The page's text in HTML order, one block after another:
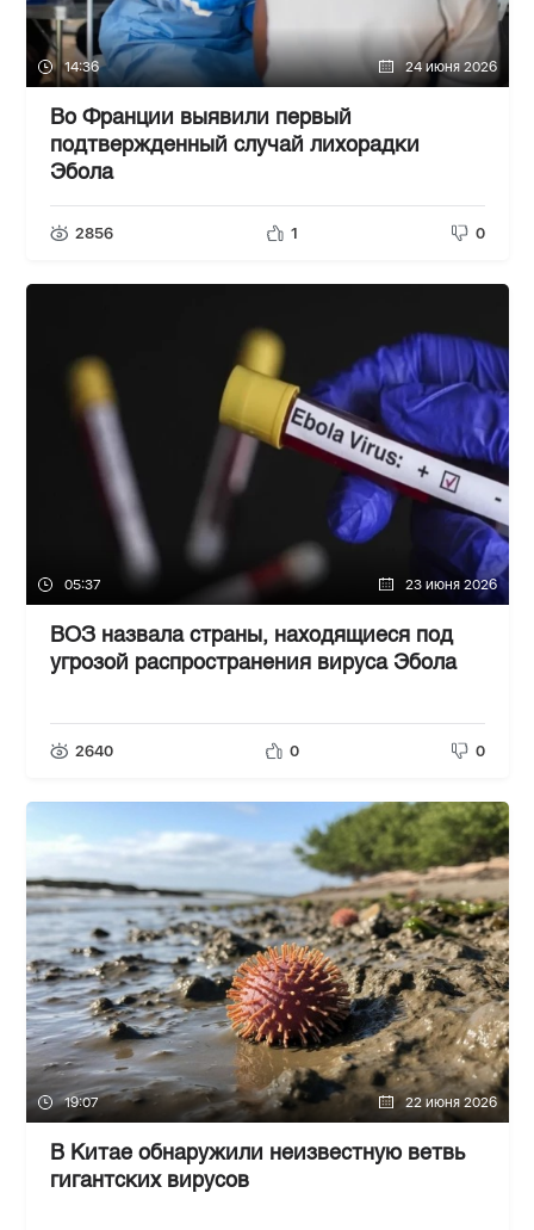
14:36 24 июня 2026
Во Франции выявили первый
подтвержденный случай лихорадки
Эбола
2856 1 0
05:37 23 июня 2026
ВОЗ назвала страны, находящиеся под
угрозой распространения вируса Эбола
2640 0 0
19:07 22 июня 2026
В Китае обнаружили неизвестную ветвь
гигантских вирусов